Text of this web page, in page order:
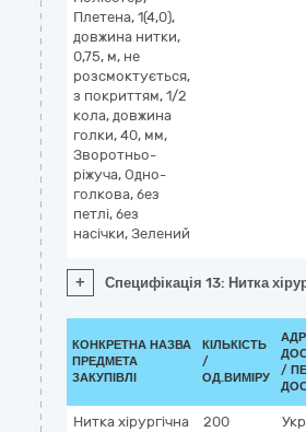
Плетена, 1(4,0),
довжина нитки,
0,75, м, не
розсмоктується,
з покриттям, 1/2
кола, довжина
голки, 40, мм,
Зворотньо-
ріжуча, Одно-
голкова, без
петлі, без
насічки, Зелений
+ Специфікація 13: Нитка
КОНКРЕТНА НАЗВА
ПРЕДМЕТА
ЗАКУПІВЛІ
КІЛЬКІСТЬ
/
ОД.ВИМІРУ
/
Нитка хірургічна
200